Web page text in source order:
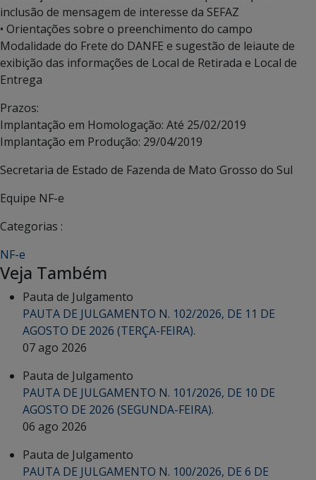
inclusão de mensagem de interesse da SEFAZ
• Orientações sobre o preenchimento do campo
Modalidade do Frete do DANFE e sugestão de leiaute de
exibição das informações de Local de Retirada e Local de
Entrega
Prazos:
Implantação em Homologação: Até 25/02/2019
Implantação em Produção: 29/04/2019
Secretaria de Estado de Fazenda de Mato Grosso do Sul
Equipe NF-e
Categorias :
NF-e
Veja Também
Pauta de Julgamento
PAUTA DE JULGAMENTO N. 102/2026, DE 11 DE
AGOSTO DE 2026 (TERÇA-FEIRA).
07 ago 2026
Pauta de Julgamento
PAUTA DE JULGAMENTO N. 101/2026, DE 10 DE
AGOSTO DE 2026 (SEGUNDA-FEIRA).
06 ago 2026
Pauta de Julgamento
PAUTA DE JULGAMENTO N. 100/2026, DE 6 DE